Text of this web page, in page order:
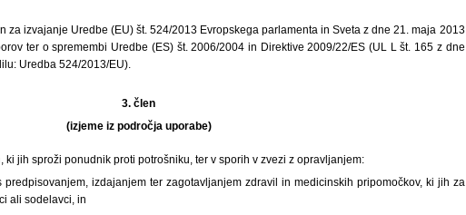
za izvajanje Uredbe (EU) št. 524/2013 Evropskega parlamenta in Sveta z dne 21. maja 2013
ter o spremembi Uredbe (ES) št. 2006/2004 in Direktive 2009/22/ES (UL L št. 165 z dne
Uredba 524/2013/EU).
3. člen
(izjeme iz področja uporabe)
ki jih sproži ponudnik proti potrošniku, ter v sporih v zvezi z opravljanjem:
predpisovanjem, izdajanjem ter zagotavljanjem zdravil in medicinskih pripomočkov, ki jih za
ali sodelavci, in